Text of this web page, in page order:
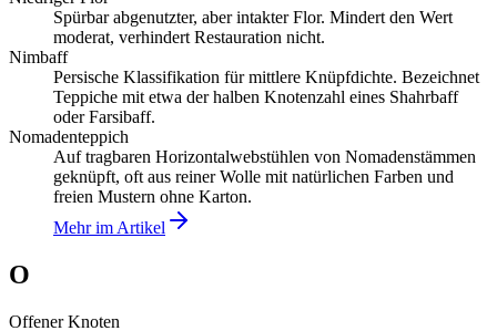
Spürbar abgenutzter, aber intakter Flor. Mindert den Wert
moderat, verhindert Restauration nicht.
Nimbaff
Persische Klassifikation für mittlere Knüpfdichte. Bezeichnet
Teppiche mit etwa der halben Knotenzahl eines Shahrbaff
oder Farsibaff.
Nomadenteppich
Auf tragbaren Horizontalwebstühlen von Nomadenstämmen
geknüpft, oft aus reiner Wolle mit natürlichen Farben und
freien Mustern ohne Karton.
Mehr im Artikel
O
Offener Knoten